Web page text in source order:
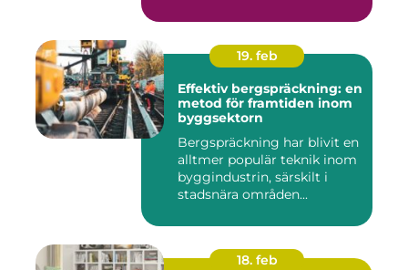
19. feb
Effektiv bergspräckning: en
metod för framtiden inom
byggsektorn
Bergspräckning har blivit en
alltmer populär teknik inom
byggindustrin, särskilt i
stadsnära områden...
18. feb